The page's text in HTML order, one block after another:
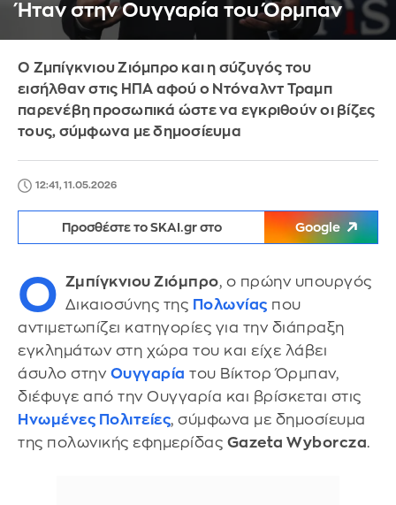
Ήταν στην Ουγγαρία του Όρμπαν
Ο Ζμπίγκνιου Ζιόμπρο και η σύζυγός του
εισήλθαν στις ΗΠΑ αφού ο Ντόναλντ Τραμπ
παρενέβη προσωπικά ώστε να εγκριθούν οι βίζες
τους, σύμφωνα με δημοσίευμα
12:41, 11.05.2026
Προσθέστε το SKAI.gr στο Google
Ο Ζμπίγκνιου Ζιόμπρο, ο πρώην υπουργός
Δικαιοσύνης της Πολωνίας που
αντιμετωπίζει κατηγορίες για την διάπραξη
εγκλημάτων στη χώρα του και είχε λάβει
άσυλο στην Ουγγαρία του Βίκτορ Όρμπαν,
διέφυγε από την Ουγγαρία και βρίσκεται στις
Ηνωμένες Πολιτείες, σύμφωνα με δημοσίευμα
της πολωνικής εφημερίδας Gazeta Wyborcza.